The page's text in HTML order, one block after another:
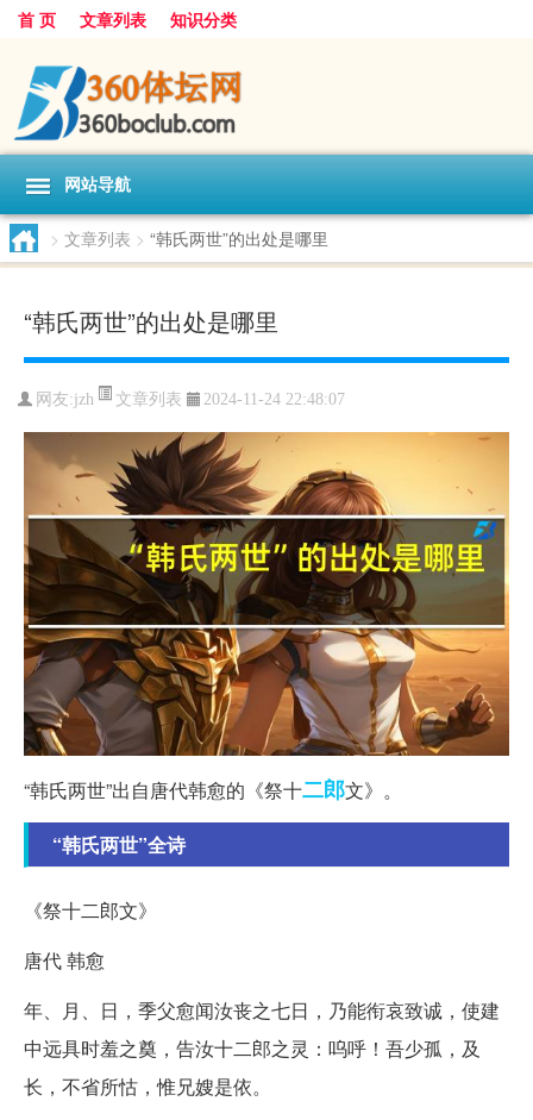
首 页 文章列表 知识分类
网站导航
> 文章列表 > “韩氏两世”的出处是哪里
“韩氏两世”的出处是哪里
网友:jzh 文章列表 2024-11-24 22:48:07
“韩氏两世”出自唐代韩愈的《祭十二郎文》。
“韩氏两世”全诗
《祭十二郎文》
唐代 韩愈
年、月、日，季父愈闻汝丧之七日，乃能衔哀致诚，使建
中远具时羞之奠，告汝十二郎之灵：呜呼！吾少孤，及
长，不省所怙，惟兄嫂是依。